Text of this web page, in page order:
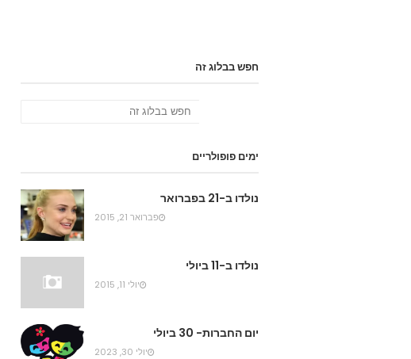
חפש בבלוג זה
ימים פופולריים
נולדו ב-21 בפברואר
פברואר 21, 2015
נולדו ב-11 ביולי
יולי 11, 2015
יום החברות- 30 ביולי
יולי 30, 2023